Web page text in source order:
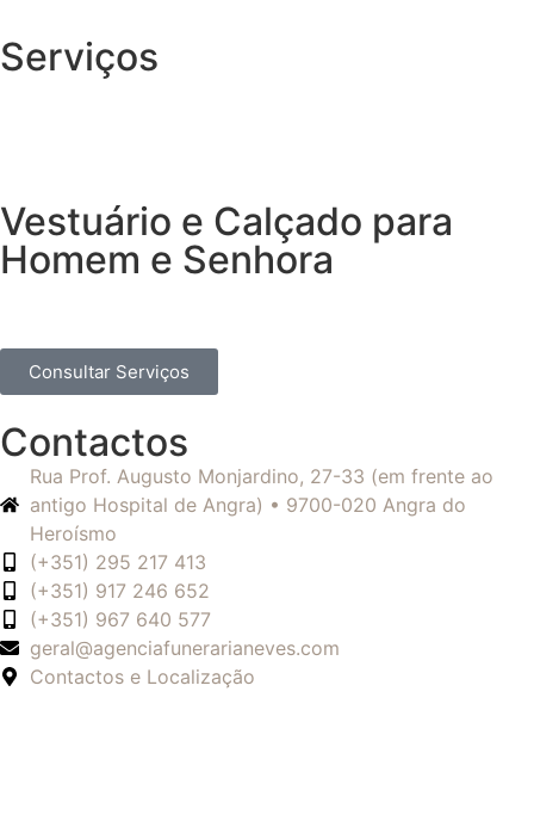
Serviços
Vestuário e Calçado para
Homem e Senhora
Consultar Serviços
Contactos
Rua Prof. Augusto Monjardino, 27-33 (em frente ao
antigo Hospital de Angra) • 9700-020 Angra do
Heroísmo
(+351) 295 217 413
(+351) 917 246 652
(+351) 967 640 577
geral@agenciafunerarianeves.com
Contactos e Localização